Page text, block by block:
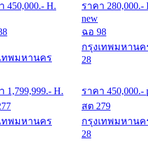
450,000.- H.
ราคา 280,000.-
ทพมหานคร
1,799,999.- H.
new
ฉอ 98
กรุงเทพมหานค
28
ราคา 450,000.-
ทพมหานคร
สต 279
กรุงเทพมหานค
28